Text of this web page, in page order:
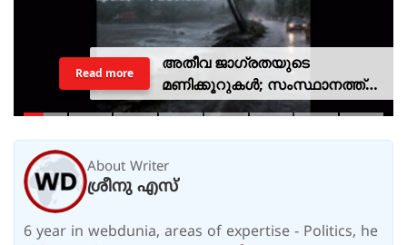
അതീവ ജാഗ്രതയുടെ
മണിക്കൂറുകൾ; സംസ്ഥാനത്ത്
റെഡ് അലർട്ട്, ശക്തമായ
Read more
About Writer
ശ്രീനു എസ്
6 year in webdunia, areas of expertise - Politics, he